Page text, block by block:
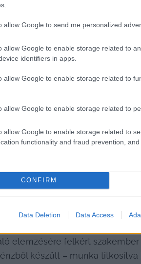
allow Google to send me personalized
allow Google to enable storage related to
identifiers in apps.
allow Google to enable storage related to
allow Google to enable storage related to
allow Google to enable storage related to
functionality and fraud prevention, and
CONFIRM
Data Deletion Data Access
kórházakra is, amiket
gondozást nyújtó
elképesztő finanszírozási
kapja egy idős, szociálisan
anyag, még ha
döntéshozóinak a
kormányok által
jó javaslatokkal együtt
szakpolitikus,
elemzésére felkért
készült – munka titkosítva